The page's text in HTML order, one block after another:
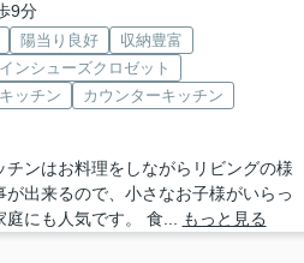
9分
陽当り良好
収納豊富
ンシューズクロゼット
ッチン
カウンターキッチン
チンはお料理をしながらリビングの様
が出来るので、小さなお子様がいらっ
庭にも人気です。 食...
もっと見る